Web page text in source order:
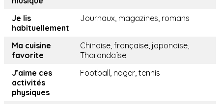
Je lis
habituellement
Journaux, magazines, romans
Ma cuisine
favorite
Chinoise, française, japonaise,
Thailandaïse
J’aime ces
activités
physiques
Football, nager, tennis